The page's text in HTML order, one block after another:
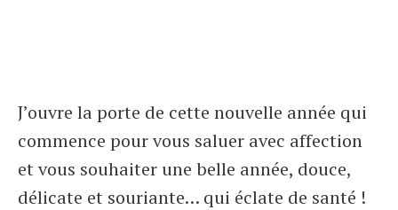
J’ouvre la porte de cette nouvelle année qui
commence pour vous saluer avec affection
et vous souhaiter une belle année, douce,
délicate et souriante… qui éclate de santé !